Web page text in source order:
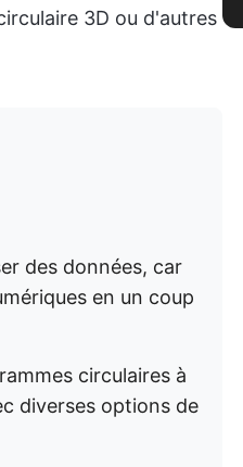
3D ou d'autres
des données, car
en un coup
circulaires à
diverses options de